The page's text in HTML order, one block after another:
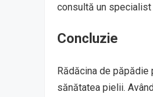
consultă un
Concluzie
Rădăcina de
sănătatea pielii.